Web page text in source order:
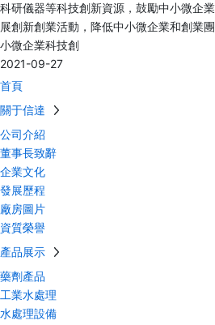
科研儀器等科技創新資源，鼓勵中小微企
展創新創業活動，降低中小微企業和創業
小微企業科技創
2021-09-27
首頁
關于信達
公司介紹
董事長致辭
企業文化
發展歷程
廠房圖片
資質榮譽
產品展示
藥劑產品
工業水處理
水處理設備